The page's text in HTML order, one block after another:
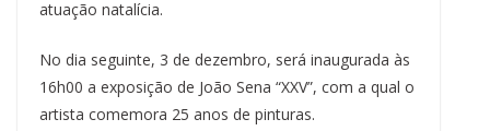
atuação natalícia.
No dia seguinte, 3 de dezembro, será inaugurada às
16h00 a exposição de João Sena “XXV”, com a qual o
artista comemora 25 anos de pinturas.